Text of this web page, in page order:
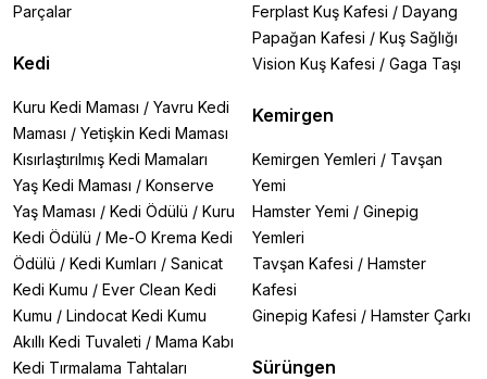
Kapsamlı Ürün Yelpazesi:
1. Su Düzenleyiciler:
Purity 500 ml & 250 ml:Suyunuzu zararlı maddelerden
arındırır
Safe Water 500 ml:
Balıklarınız için güvenli su ortamı
sağlar
Crystal Clear 500 ml:Suyunuzu kristal berraklığa
kavuşturur
2. Yosun ve Kirletici Kontrol Ürünleri:
Carbo 500 ml & 200 ml:Etkili yosun giderici
Phosphate 500 ml:Fosfat kontrolü sağlar
Nitrate 500 ml: Nitrat seviyelerini düzenler
Parçalar
Kedi
Kuru Kedi Maması / Yavru Kedi
Maması / Yetişkin Kedi Maması
Kısırlaştırılmış Kedi Mamaları
Yaş Kedi Maması / Konserve
Yaş Maması / Kedi Ödülü / Kuru
Kedi Ödülü / Me-O Krema Kedi
Ödülü / Kedi Kumları / Sanicat
Kedi Kumu / Ever Clean Kedi
Kumu / Lindocat Kedi Kumu
Akıllı Kedi Tuvaleti / Mama Kabı
Kedi Tırmalama Tahtaları
Ferplast Kuş Kafesi / Dayang
Papağan Kafesi / Kuş Sağlığı
Vision Kuş Kafesi / Gaga Taşı
Kemirgen
Kemirgen Yemleri / Tavşan
Yemi
Hamster Yemi / Ginepig
Yemleri
Tavşan Kafesi / Hamster
Kafesi
Ginepig Kafesi / Hamster Çarkı
Sürüngen